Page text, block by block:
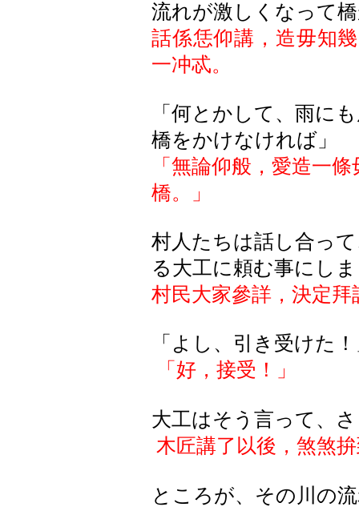
流れが激しくなって
話係恁仰講，造毋知
一冲忒。
「何とかして、雨に
橋をかけなければ」
「無論仰般，愛造一
橋。」
村人たちは話し合っ
る大工に頼む事にし
村民大家參詳，決定
「 よし 、引 き 受けた
「好，接受！」
大工はそう 言って 、
木匠講了以後，煞煞
ところが、その川の